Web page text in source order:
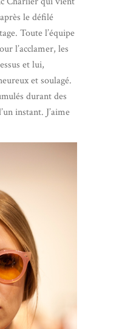
le défilé
Toute l’équipe
l’acclamer, les
et lui,
et soulagé.
durant des
instant. J’aime